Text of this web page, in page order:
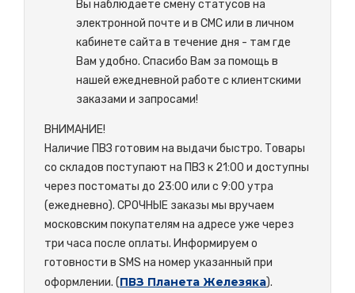
Вы наблюдаете смену статусов на
электронной почте и в СМС или в личном
кабинете сайта в течение дня - там где
Вам удобно. Спасибо Вам за помощь в
нашей ежедневной работе с клиентскими
заказами и запросами!
ВНИМАНИЕ!
Наличие ПВЗ готовим на выдачи быстро. Товары
со складов поступают на ПВЗ к 21:00 и доступны
через постоматы до 23:00 или с 9:00 утра
(ежедневно). СРОЧНЫЕ заказы мы вручаем
московским покупателям на адресе уже через
три часа после оплаты. Информируем о
готовности в SMS на номер указанный при
оформлении. (ПВЗ Планета Железяка).